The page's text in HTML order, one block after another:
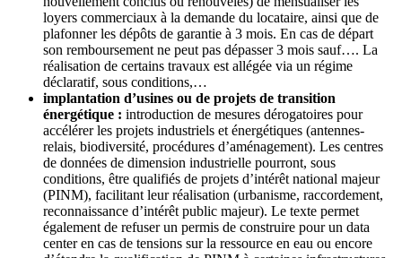
loyers commerciaux à la demande du locataire, ainsi que de
plafonner les dépôts de garantie à 3 mois. En cas de départ
son remboursement ne peut pas dépasser 3 mois sauf…. La
réalisation de certains travaux est allégée via un régime
déclaratif, sous conditions,…
implantation d’usines ou de projets de transition
énergétique : introduction de mesures dérogatoires pour
accélérer les projets industriels et énergétiques (antennes-
relais, biodiversité, procédures d’aménagement). Les centres
de données de dimension industrielle pourront, sous
conditions, être qualifiés de projets d’intérêt national majeur
(PINM), facilitant leur réalisation (urbanisme, raccordement,
reconnaissance d’intérêt public majeur). Le texte permet
également de refuser un permis de construire pour un data
center en cas de tensions sur la ressource en eau ou encore